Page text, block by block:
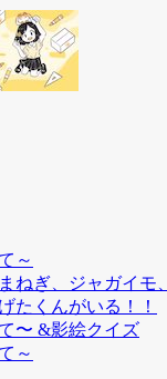
～
ねぎ、ジャガイモ
たくんがいる！！
〜 &影絵クイズ
～